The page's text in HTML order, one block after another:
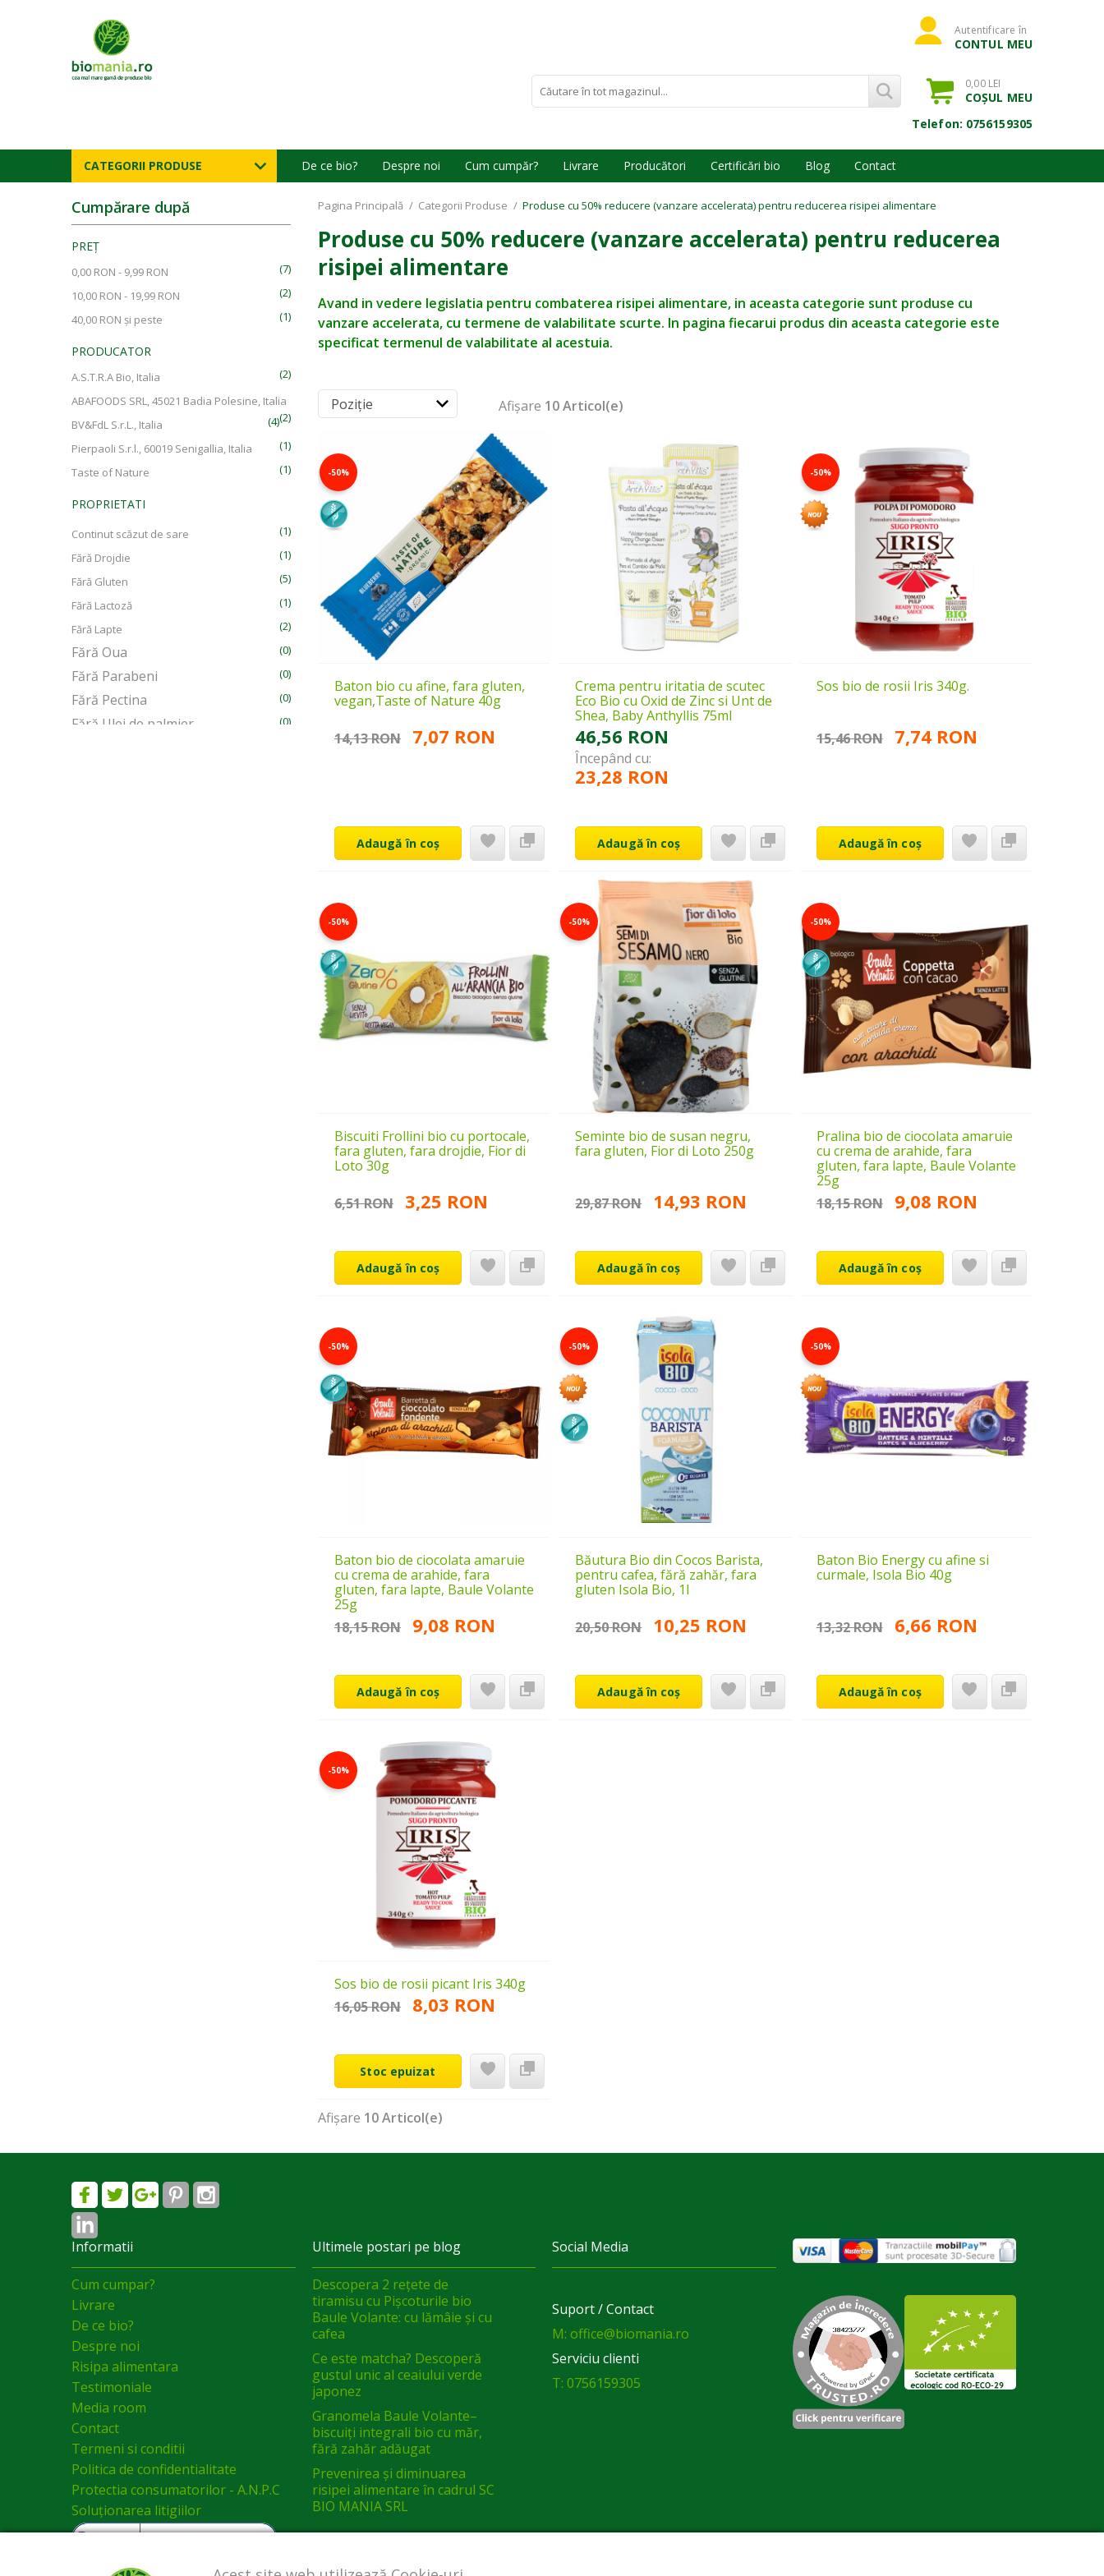
Autentificare în
CONTUL MEU
0,00 LEI
COȘUL MEU
Telefon: 0756159305
CATEGORII PRODUSE De ce bio? Despre noi Cum cumpăr? Livrare Producători Certificări bio Blog Contact
Cumpărare după
PREȚ
0,00 RON - 9,99 RON
(7)
10,00 RON - 19,99 RON
(2)
40,00 RON și peste (1)
PRODUCATOR
A.S.T.R.A Bio, Italia
(2)
ABAFOODS SRL, 45021 Badia Polesine, Italia
(2)
BV&FdL S.r.L., Italia
(4)
Pierpaoli S.r.l., 60019 Senigallia, Italia
(1)
Taste of Nature
(1)
PROPRIETATI
Continut scăzut de sare
(1)
Fără Drojdie
(1)
Fără Gluten
(5)
Fără Lactoză
(1)
Fără Lapte
(2)
Fără Oua (0)
Fără Parabeni (0)
Fără Pectina (0)
Fără Ulei de palmier
(0)
Pagina Principală / Categorii Produse / Produse cu 50% reducere (vanzare accelerata) pentru reducerea risipei alimentare
Produse cu 50% reducere (vanzare accelerata) pentru reducerea
risipei alimentare
Avand in vedere legislatia pentru combaterea risipei alimentare, in aceasta categorie sunt produse cu
vanzare accelerata, cu termene de valabilitate scurte. In pagina fiecarui produs din aceasta categorie este
specificat termenul de valabilitate al acestuia.
Afișare 10 Articol(e)
-50%
Baton bio cu afine, fara gluten,
vegan,Taste of Nature 40g
14,13 RON 7,07 RON
Adaugă în coș
Crema pentru iritatia de scutec
Eco Bio cu Oxid de Zinc si Unt de
Shea, Baby Anthyllis 75ml
46,56 RON
Începând cu:
23,28 RON
Adaugă în coș
-50%
Sos bio de rosii Iris 340g.
15,46 RON 7,74 RON
Adaugă în coș
-50%
Biscuiti Frollini bio cu portocale,
fara gluten, fara drojdie, Fior di
Loto 30g
6,51 RON 3,25 RON
Adaugă în coș
-50%
Seminte bio de susan negru,
fara gluten, Fior di Loto 250g
29,87 RON 14,93 RON
Adaugă în coș
-50%
Pralina bio de ciocolata amaruie
cu crema de arahide, fara
gluten, fara lapte, Baule Volante
25g
18,15 RON
9,08 RON
Adaugă în coș
-50%
Baton bio de ciocolata amaruie
cu crema de arahide, fara
gluten, fara lapte, Baule Volante
25g
18,15 RON
9,08 RON
Adaugă în coș
-50%
Băutura Bio din Cocos Barista,
pentru cafea, fără zahăr, fara
gluten Isola Bio, 1l
20,50 RON 10,25 RON
Adaugă în coș
-50%
Baton Bio Energy cu afine si
curmale, Isola Bio 40g
13,32 RON 6,66 RON
Adaugă în coș
-50%
Sos bio de rosii picant Iris 340g
16,05 RON
8,03 RON
Stoc epuizat
Afișare 10 Articol(e)
Informatii
Cum cumpar?
Livrare
De ce bio?
Despre noi
Risipa alimentara
Testimoniale
Media room
Contact
Termeni si conditii
Politica de confidentialitate
Protectia consumatorilor - A.N.P.C
Soluționarea litigiilor
Ultimele postari pe blog
Descopera 2 rețete de
tiramisu cu Pișcoturile bio
Baule Volante: cu lămâie și cu
cafea
Ce este matcha? Descoperă
gustul unic al ceaiului verde
japonez
Granomela Baule Volante–
biscuiți integrali bio cu măr,
fără zahăr adăugat
Prevenirea și diminuarea
risipei alimentare în cadrul SC
BIO MANIA SRL
Social Media
Suport / Contact
M: office@biomania.ro
Serviciu clienti
T: 0756159305